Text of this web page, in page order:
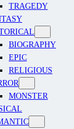
TRAGEDY
BIOGRAPHY
EPIC
RELIGIOUS
MONSTER